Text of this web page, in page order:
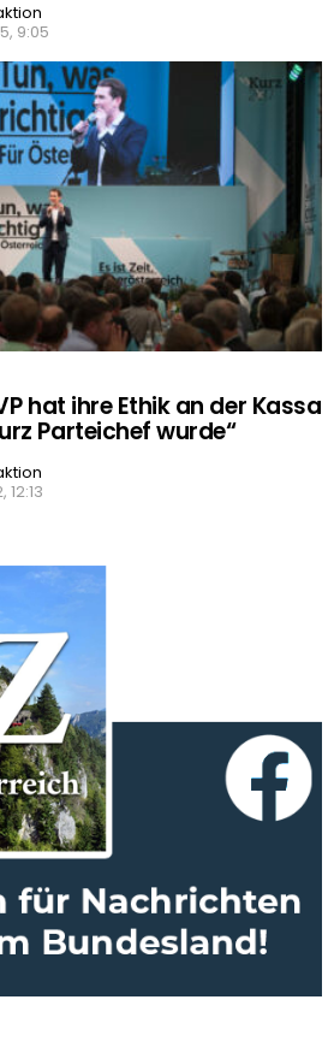
9:05
hat ihre Ethik an der Kassa
Parteichef wurde“